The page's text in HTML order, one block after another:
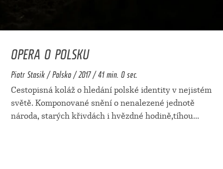
OPERA O POLSKU
Piotr Stasik / Polsko / 2017 / 41 min. 0 sec.
Cestopisná koláž o hledání polské identity v nejistém
světě. Komponované snění o nenalezené jednotě
národa, starých křivdách i hvězdné hodině,tíhou...